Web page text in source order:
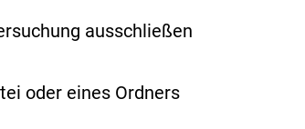
ausschließen
oder eines Ordners